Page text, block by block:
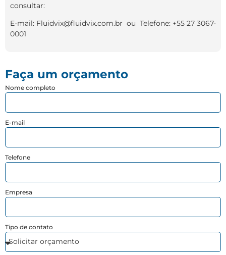
consultar:
E-mail: Fluidvix@fluidvix.com.br ou Telefone: +55 27 3067-
0001
Faça um orçamento
Nome completo
E-mail
Telefone
Empresa
Tipo de contato